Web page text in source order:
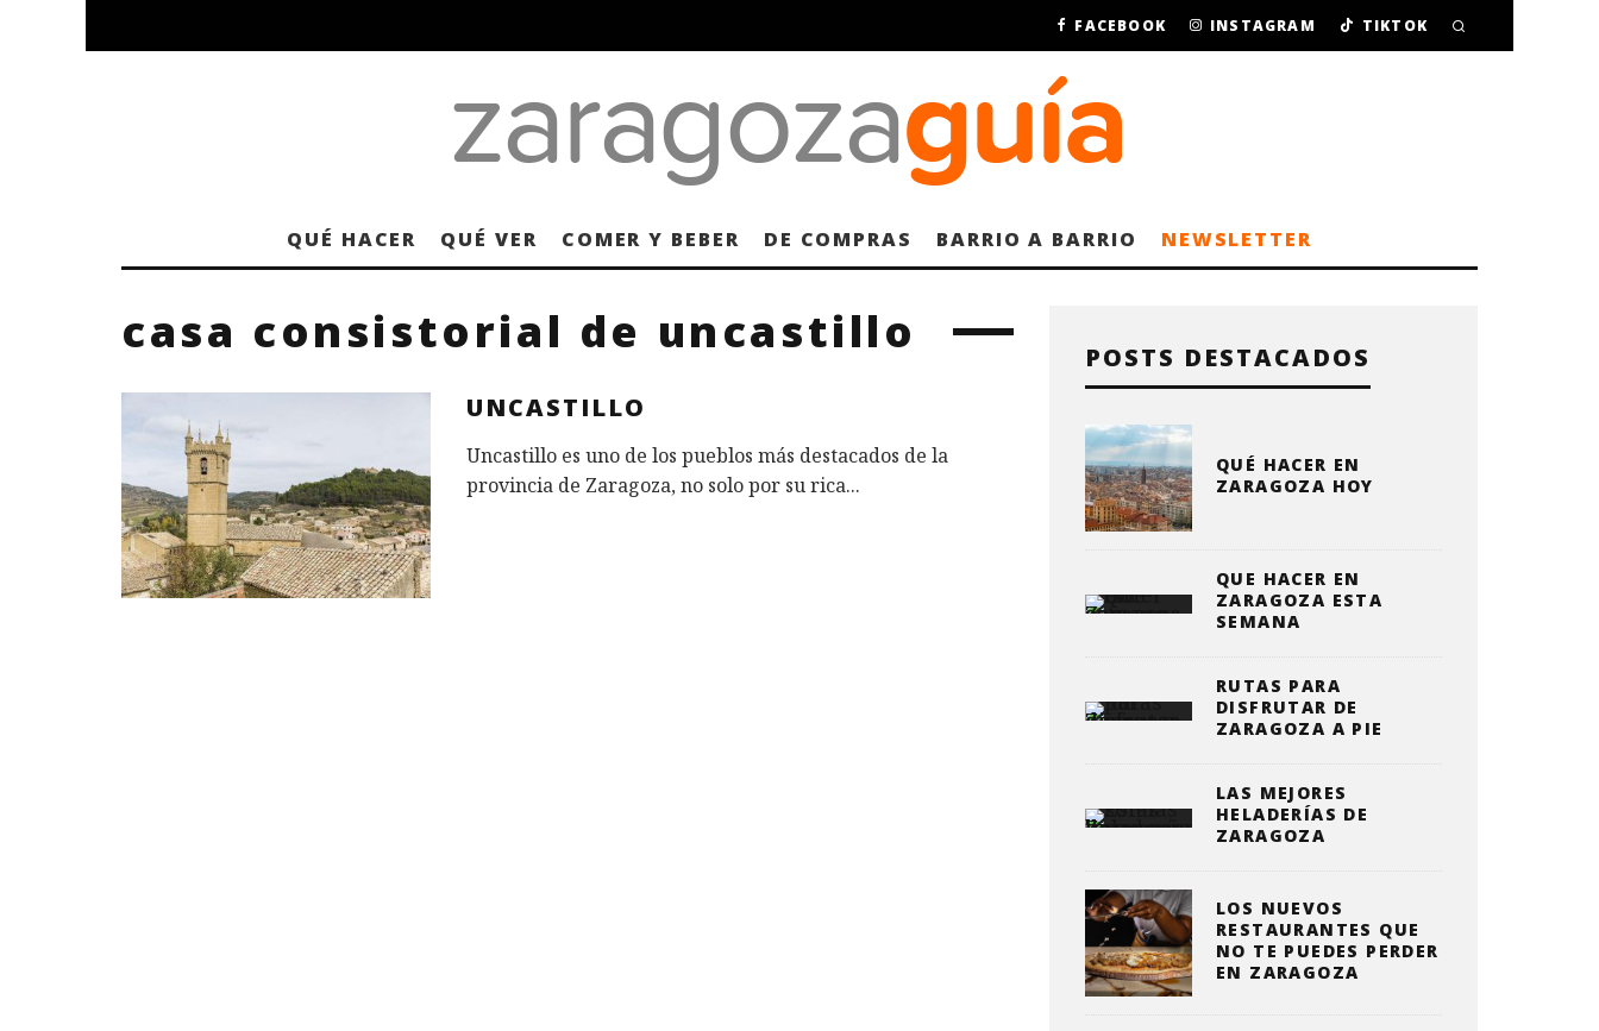
FACEBOOK INSTAGRAM TIKTOK
QUÉ HACER QUÉ VER COMER Y BEBER DE COMPRAS BARRIO A BARRIO NEWSLETTER
casa consistorial de uncastillo
UNCASTILLO
Uncastillo es uno de los pueblos más destacados de la
provincia de Zaragoza, no solo por su rica...
POSTS DESTACADOS
QUÉ HACER EN
ZARAGOZA HOY
QUE HACER EN
ZARAGOZA ESTA
SEMANA
RUTAS PARA
DISFRUTAR DE
ZARAGOZA A PIE
LAS MEJORES
HELADERÍAS DE
ZARAGOZA
LOS NUEVOS
RESTAURANTES QUE
NO TE PUEDES PERDER
EN ZARAGOZA